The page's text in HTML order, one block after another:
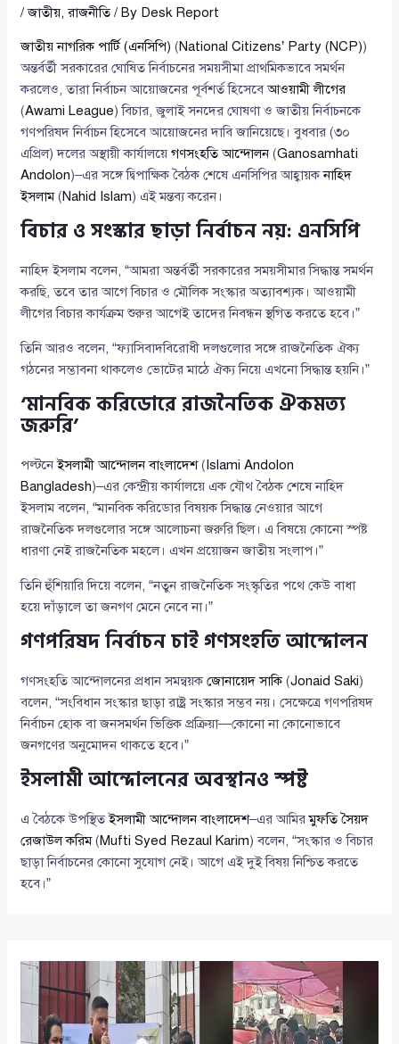
/জাতীয়,রাজনীতি/ By Desk Report
জাতীয় নাগরিক পার্টি (এনসিপি) (National Citizens’ Party (NCP))
অন্তর্বর্তী সরকারের ঘোষিত নির্বাচনের সময়সীমা প্রাথমিকভাবে সমর্থন
করলেও, তারা নির্বাচন আয়োজনের পূর্বশর্ত হিসেবেআওয়ামী লীগের
(Awami League) বিচার, জুলাই সনদের ঘোষণা ও জাতীয় নির্বাচনকে
গণপরিষদ নির্বাচন হিসেবে আয়োজনের দাবি জানিয়েছে। বুধবার (৩০
এপ্রিল) দলের অস্থায়ী কার্যালয়েগণসংহতি আন্দোলন(Ganosamhati
Andolon)–এর সঙ্গে দ্বিপাক্ষিক বৈঠক শেষে এনসিপির আহ্বায়কনাহিদ
ইসলাম(Nahid Islam) এই মন্তব্য করেন।
বিচার ও সংস্কার ছাড়া নির্বাচন নয়: এনসিপি
নাহিদ ইসলাম বলেন, “আমরা অন্তর্বর্তী সরকারের সময়সীমার সিদ্ধান্ত সমর্থন
করছি, তবে তার আগে বিচার ও মৌলিক সংস্কার অত্যাবশ্যক। আওয়ামী
লীগের বিচার কার্যক্রম শুরুর আগেই তাদের নিবন্ধন স্থগিত করতে হবে।”
তিনি আরও বলেন, “ফ্যাসিবাদবিরোধী দলগুলোর সঙ্গে রাজনৈতিক ঐক্য
গঠনের সম্ভাবনা থাকলেও ভোটের মাঠে ঐক্য নিয়ে এখনো সিদ্ধান্ত হয়নি।”
‘মানবিক করিডোরে রাজনৈতিক ঐকমত্য
জরুরি’
পল্টনেইসলামী আন্দোলন বাংলাদেশ(Islami Andolon
Bangladesh)–এর কেন্দ্রীয় কার্যালয়ে এক যৌথ বৈঠক শেষে নাহিদ
ইসলাম বলেন, “মানবিক করিডোর বিষয়ক সিদ্ধান্ত নেওয়ার আগে
রাজনৈতিক দলগুলোর সঙ্গে আলোচনা জরুরি ছিল। এ বিষয়ে কোনো স্পষ্ট
ধারণা নেই রাজনৈতিক মহলে। এখন প্রয়োজন জাতীয় সংলাপ।”
তিনি হুঁশিয়ারি দিয়ে বলেন, “নতুন রাজনৈতিক সংস্কৃতির পথে কেউ বাধা
হয়ে দাঁড়ালে তা জনগণ মেনে নেবে না।”
গণপরিষদ নির্বাচন চাই গণসংহতি আন্দোলন
গণসংহতি আন্দোলনের প্রধান সমন্বয়কজোনায়েদ সাকি(Jonaid Saki)
বলেন, “সংবিধান সংস্কার ছাড়া রাষ্ট্র সংস্কার সম্ভব নয়। সেক্ষেত্রে গণপরিষদ
নির্বাচন হোক বা জনসমর্থন ভিত্তিক প্রক্রিয়া—কোনো না কোনোভাবে
জনগণের অনুমোদন থাকতে হবে।”
ইসলামী আন্দোলনের অবস্থানও স্পষ্ট
এ বৈঠকে উপস্থিতইসলামী আন্দোলন বাংলাদেশ–এর আমিরমুফতি সৈয়দ
রেজাউল করিম(Mufti Syed Rezaul Karim) বলেন, “সংস্কার ও বিচার
ছাড়া নির্বাচনের কোনো সুযোগ নেই। আগে এই দুই বিষয় নিশ্চিত করতে
হবে।”